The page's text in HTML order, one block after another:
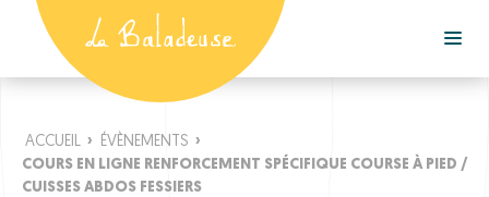
ACCUEIL › ÉVÈNEMENTS ›
COURS EN LIGNE RENFORCEMENT SPÉCIFIQUE COURSE À PIED /
CUISSES ABDOS FESSIERS